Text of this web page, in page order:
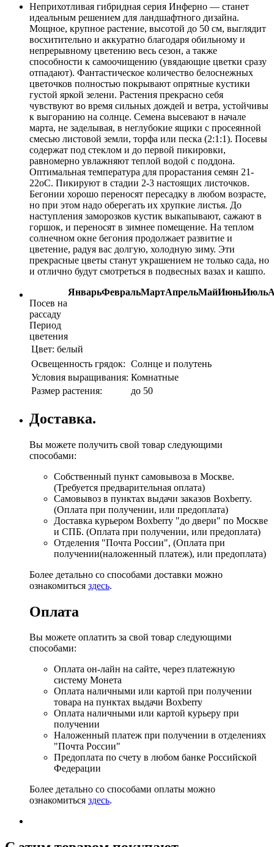
Неприхотливая гибридная серия Инферно — станет
идеальным решением для ландшафтного дизайна.
Мощное, крупное растение, высотой до 50 см, выглядит
восхитительно и аккуратно благодаря обильному и
непрерывному цветению весь сезон, а также
способности к самоочищению (увядающие цветки сразу
отпадают). Фантастическое количество белоснежных
цветочков полностью покрывают опрятные кустики
густой яркой зелени. Растения прекрасно себя
чувствуют во время сильных дождей и ветра, устойчивы
к выгоранию на солнце. Семена высевают в начале
марта, не заделывая, в неглубокие ящики с просеянной
смесью листовой земли, торфа или песка (2:1:1). Посевы
содержат под стеклом и до первой пикировки,
равномерно увлажняют теплой водой с поддона.
Оптимальная температура для прорастания семян 21-
22оС. Пикируют в стадии 2-3 настоящих листочков.
Бегонии хорошо переносят пересадку в любом возрасте,
но при этом надо оберегать их хрупкие листья. До
наступления заморозков кустик выкапывают, сажают в
горшок, и переносят в зимнее помещение. На теплом
солнечном окне бегония продолжает развитие и
цветение, радуя вас долгую, холодную зиму. Эти
прекрасные цветы станут украшением не только сада, но
и отлично будут смотреться в подвесных вазах и кашпо.
ЯнварьФевральМартАпрельМайИюньИюль
Посев на
рассаду
Период
цветения
Цвет: белый
Освещенность грядок: Солнце и полутень
Условия выращивания: Комнатные
Размер растения:
до 50
Доставка.
Вы можете получить свой товар следующими
способами:
Собственный пункт самовывоза в Москве.
(Требуется предварительная оплата)
Самовывоз в пунктах выдачи заказов Boxberry.
(Оплата при получении, или предоплата)
Доставка курьером Boxberry "до двери" по Москве
и СПБ. (Оплата при получении, или предоплата)
Отделения "Почта России", (Оплата при
получении(наложенный платеж), или предоплата)
Более детально со способами доставки можно
ознакомиться здесь.
Оплата
Вы можете оплатить за свой товар следующими
способами:
Оплата он-лайн на сайте, через платежную
систему Монета
Оплата наличными или картой при получении
товара на пунктах выдачи Boxberry
Оплата наличными или картой курьеру при
получении
Наложенный платеж при получении в отделениях
"Почта России"
Предоплата по счету в любом банке Российской
Федерации
Более детально со способами оплаты можно
ознакомиться здесь.